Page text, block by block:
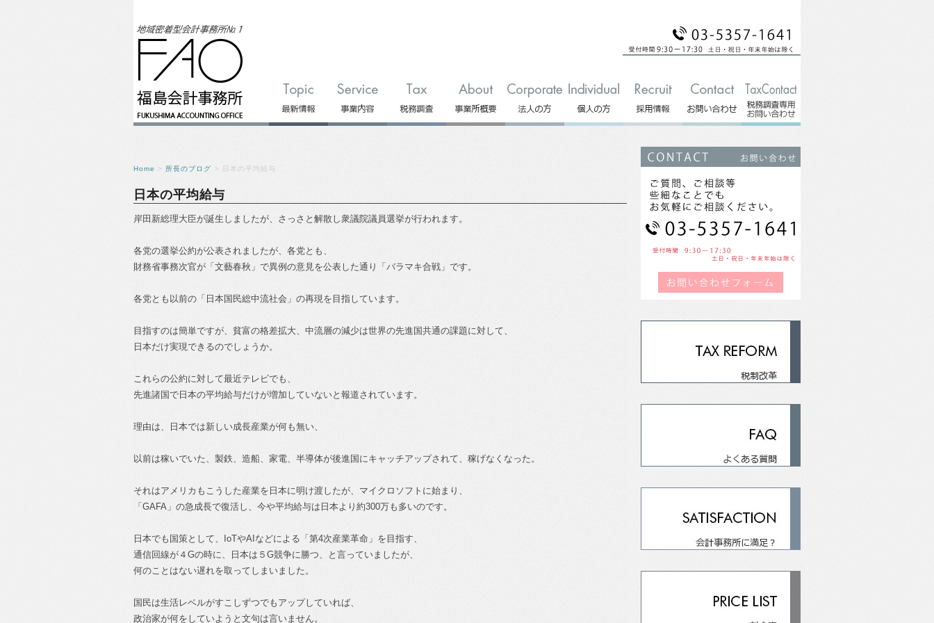
Home > 所長のブログ > 日本の平均給与
日本の平均給与
岸田新総理大臣が誕生しましたが、さっさと解散し衆議院議員選挙が行われます。
各党の選挙公約が公表されましたが、各党とも、
財務省事務次官が「文藝春秋」で異例の意見を公表した通り「バラマキ合戦」です。
各党とも以前の「日本国民総中流社会」の再現を目指しています。
目指すのは簡単ですが、貧富の格差拡大、中流層の減少は世界の先進国共通の課題に対して、
日本だけ実現できるのでしょうか。
これらの公約に対して最近テレビでも、
先進諸国で日本の平均給与だけが増加していないと報道されています。
理由は、日本では新しい成長産業が何も無い、
以前は稼いでいた、製鉄、造船、家電、半導体が後進国にキャッチアップされて、稼げなくなった。
それはアメリカもこうした産業を日本に明け渡したが、マイクロソフトに始まり、
「GAFA」の急成長で復活し、今や平均給与は日本より約300万も多いのです。
日本でも国策として、IoTやAIなどによる「第4次産業革命」を目指す、
通信回線が４Gの時に、日本は５G競争に勝つ、と言っていましたが、
何のことはない遅れを取ってしまいました。
国民は生活レベルがすこしずつでもアップしていれば、
政治家が何をしていようと文句は言いません。